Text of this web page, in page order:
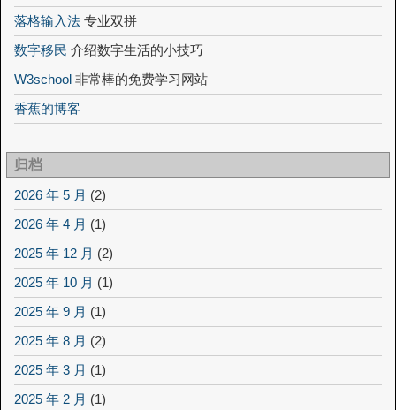
落格输入法 专业双拼
数字移民 介绍数字生活的小技巧
W3school 非常棒的免费学习网站
香蕉的博客
归档
2026 年 5 月 (2)
2026 年 4 月 (1)
2025 年 12 月 (2)
2025 年 10 月 (1)
2025 年 9 月 (1)
2025 年 8 月 (2)
2025 年 3 月 (1)
2025 年 2 月 (1)